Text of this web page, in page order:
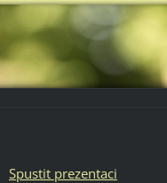
Spustit prezentaci